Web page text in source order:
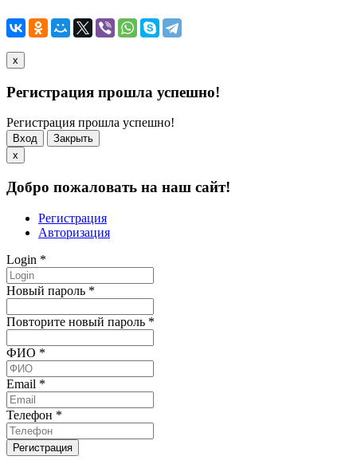
x
Регистрация прошла успешно!
Регистрация прошла успешно!
Вход
Закрыть
x
Добро пожаловать на наш сайт!
Регистрация
Авторизация
Login *
Новый пароль *
Повторите новый пароль *
ФИО *
Email *
Телефон *